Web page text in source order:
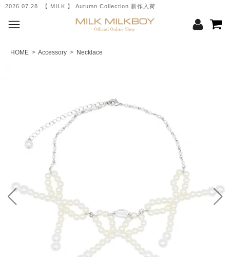
【 MILK 】 Autumn Collection 新作入荷
HOME > Accessory > Necklace